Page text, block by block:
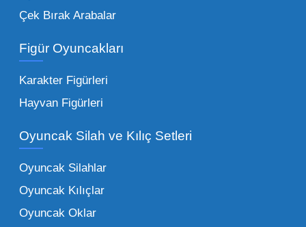
vazgeçilmezi olan yumuşak dokulu sevilen
seçeneklerimizi keşfederek koleksiyonunuza
en sevilen karakterleri ekleyebilirsiniz.
Eğitici Setler:
tarafından tercih edilentoptan eğitici
ebeveynlerin son yıllarda en çok satın aldığı
ürün grupları arasında yer almaktadır.
Oyuncak Araçlar:
Çek Bırak Arabalar
Figür Oyuncakları
Karakter Figürleri
Hayvan Figürleri
Oyuncak Silah ve Kılıç Setleri
Oyuncak Silahlar
Oyuncak Kılıçlar
Oyuncak Oklar